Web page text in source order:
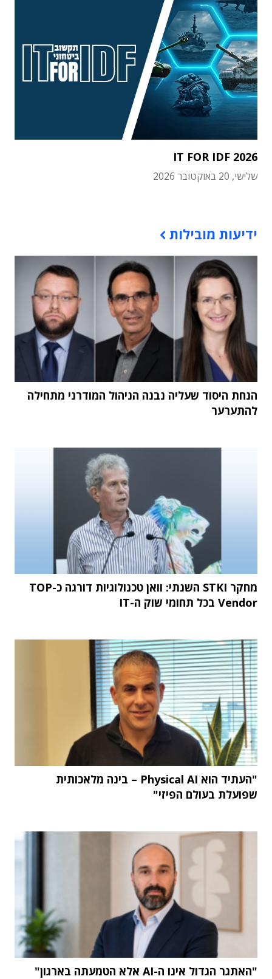
IT FOR IDF 2026
שלישי, 20 באוקטובר 2026
ידיעות מובילות
הנחת היסוד שעליה נבנה הניהול המודרני מתחילה
להתערער
מחקר STKI השנתי: וואן טכנולוגיות דורגה כ-TOP
Vendor בכל תחומי שוק ה-IT
"העתיד הוא Physical AI – בינה מלאכותית
שפועלת בעולם הפיזי"
"האתגר הגדול אינו ה-AI אלא הטמעתה בארגון"